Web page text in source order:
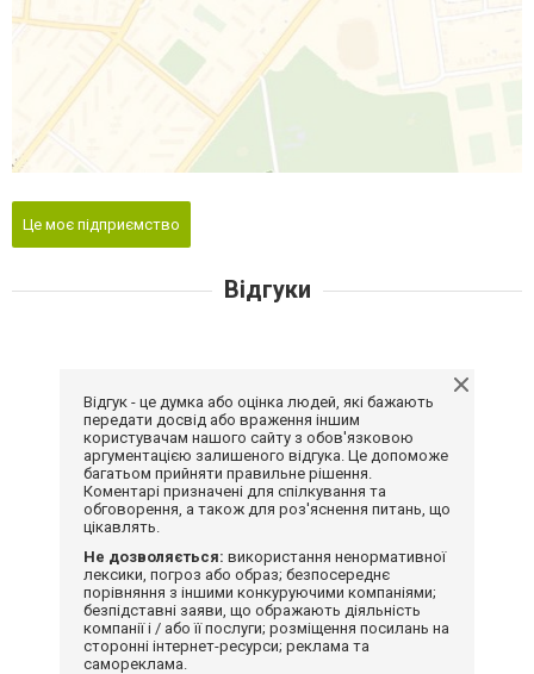
Це моє підприємство
Відгуки
Відгук - це думка або оцінка людей, які бажають
передати досвід або враження іншим
користувачам нашого сайту з обов'язковою
аргументацією залишеного відгука. Це допоможе
багатьом прийняти правильне рішення.
Коментарі призначені для спілкування та
обговорення, а також для роз'яснення питань, що
цікавлять.
Не дозволяється: використання ненормативної
лексики, погроз або образ; безпосереднє
порівняння з іншими конкуруючими компаніями;
безпідставні заяви, що ображають діяльність
компанії і / або її послуги; розміщення посилань на
сторонні інтернет-ресурси; реклама та
самореклама.